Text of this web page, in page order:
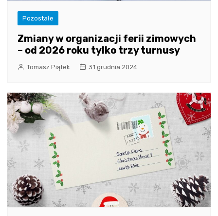
Pozostałe
Zmiany w organizacji ferii zimowych
– od 2026 roku tylko trzy turnusy
Tomasz Piątek 31 grudnia 2024